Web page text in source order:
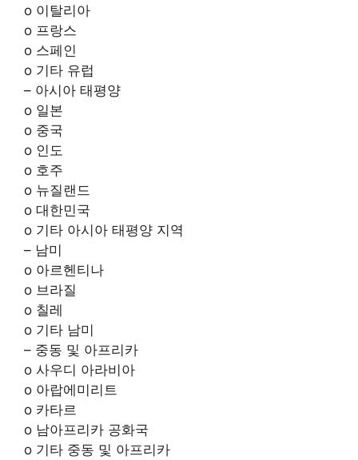
o 이탈리아
o 프랑스
o 스페인
o 기타 유럽
– 아시아 태평양
o 일본
o 중국
o 인도
o 호주
o 뉴질랜드
o 대한민국
o 기타 아시아 태평양 지역
– 남미
o 아르헨티나
o 브라질
o 칠레
o 기타 남미
– 중동 및 아프리카
o 사우디 아라비아
o 아랍에미리트
o 카타르
o 남아프리카 공화국
o 기타 중동 및 아프리카